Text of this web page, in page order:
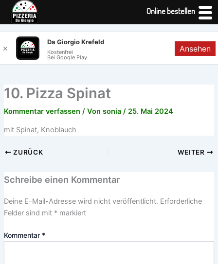
Inhalt
springen
10. Pizza Spinat
Kommentar verfassen / Von sonia / 25. Mai 2024
mit Spinat, Knoblauch
ZURÜCK WEITER
Schreibe einen Kommentar
Deine E-Mail-Adresse wird nicht veröffentlicht. Erforderliche
Felder sind mit *markiert
Kommentar *
Online bestellen
✕
Da Giorgio Krefeld
Kostenfrei
Bei Google Play
Ansehen